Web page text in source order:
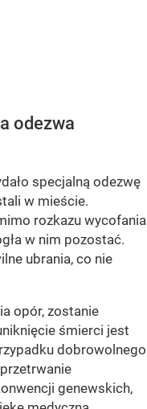
odezwa
specjalną odezwę
w mieście.
rozkazu wycofania
w nim pozostać.
ubrania, co nie
opór, zostanie
śmierci jest
dobrowolnego
genewskich,